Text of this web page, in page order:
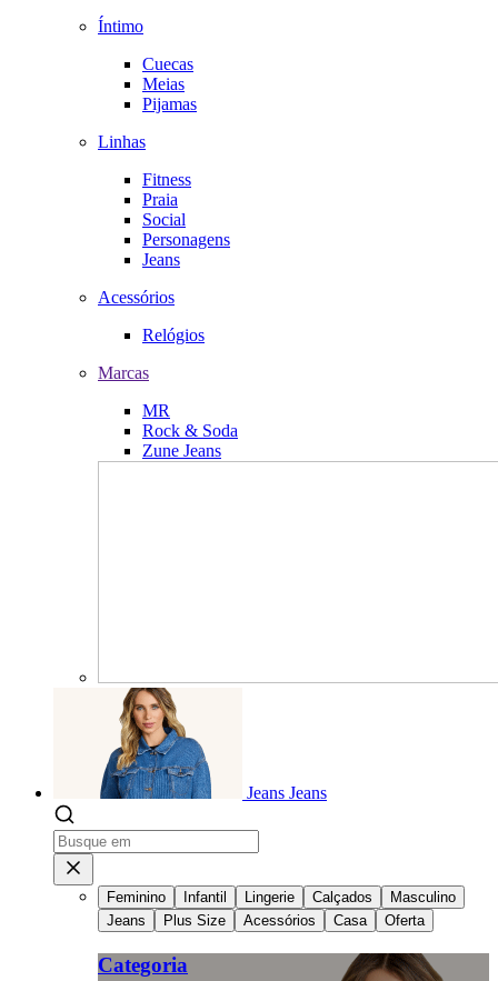
Íntimo
Cuecas
Meias
Pijamas
Linhas
Fitness
Praia
Social
Personagens
Jeans
Acessórios
Relógios
Marcas
MR
Rock & Soda
Zune Jeans
Jeans Jeans
Feminino Infantil Lingerie Calçados
Masculino
Jeans
Plus Size Acessórios Casa Oferta
Categoria